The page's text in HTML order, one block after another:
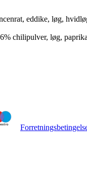
eddike, løg,
chilipulver, løg,